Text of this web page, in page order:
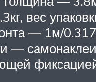
вес
— 1м/
—